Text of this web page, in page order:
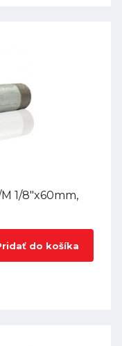
1/8"x60mm,
do košíka